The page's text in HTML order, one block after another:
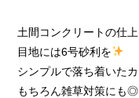
土間コンクリートの仕
目地には6号砂利を
シンプルで落ち着いた
もちろん雑草対策にも◎